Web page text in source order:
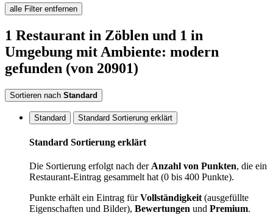
alle Filter entfernen
1 Restaurant in Zöblen und 1 in
Umgebung mit Ambiente: modern
gefunden (von 20901)
Sortieren nach Standard
Standard Standard Sortierung erklärt
Standard Sortierung erklärt
Die Sortierung erfolgt nach derAnzahl von Punkten, die ein
Restaurant-Eintrag gesammelt hat (0 bis 400 Punkte).
Punkte erhält ein Eintrag fürVollständigkeit(ausgefüllte
Eigenschaften und Bilder), Bewertungen und Premium.